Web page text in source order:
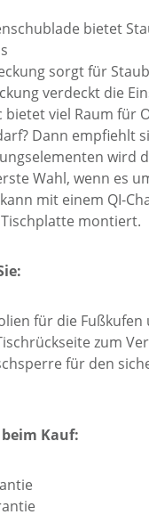
bietet
sorgt für
verdeckt die
bietet viel Raum für
Dann empfiehlt
wird
Wahl, wenn es
mit einem QI-
montiert.
für die Fußkufen
zum
für den
Kauf: